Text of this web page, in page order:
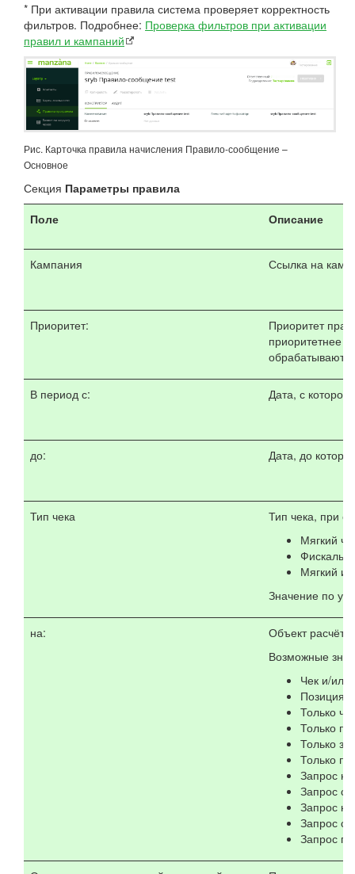
* При активации правила система проверяет корректность
фильтров. Подробнее: Проверка фильтров при активации
правил и кампаний
Рис. Карточка правила начисления Правило-сообщение –
Основное
Секция Параметры правила
Поле
Описание
Кампания Ссылка на
Приоритет:
Приоритет
приоритетнее
В период с: Дата, с которой
до: Дата, до
Тип чека
Тип чека, при
Мягкий
Мягкий и
Значение по
на:
Объект
Возможные
Чек и/или
Позиция
Только чек
Только
Только
Только
Запрос
Запрос
Запрос
Запрос
Запрос